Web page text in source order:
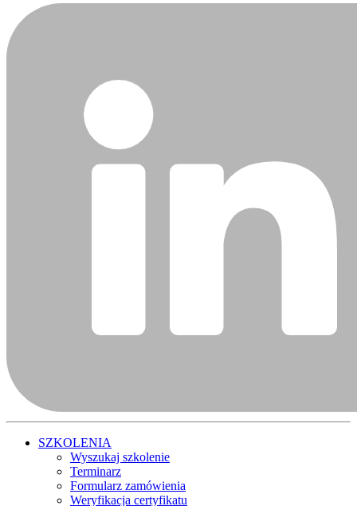
SZKOLENIA
Wyszukaj szkolenie
Terminarz
Formularz zamówienia
Weryfikacja certyfikatu